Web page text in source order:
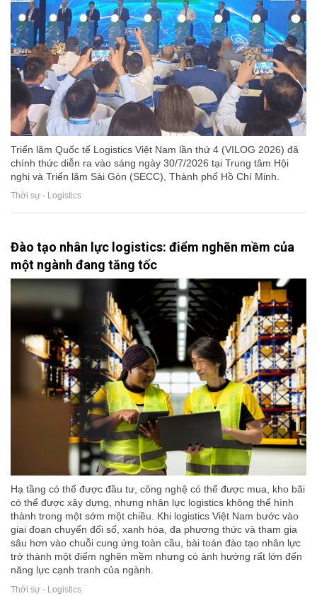
Triển lãm Quốc tế Logistics Việt Nam lần thứ 4 (VILOG 2026) đã
chính thức diễn ra vào sáng ngày 30/7/2026 tại Trung tâm Hội
nghị và Triển lãm Sài Gòn (SECC), Thành phố Hồ Chí Minh.
Thời sự - Logistics
Đào tạo nhân lực logistics: điểm nghẽn mềm của
một ngành đang tăng tốc
Hạ tầng có thể được đầu tư, công nghệ có thể được mua, kho bãi
có thể được xây dựng, nhưng nhân lực logistics không thể hình
thành trong một sớm một chiều. Khi logistics Việt Nam bước vào
giai đoạn chuyển đổi số, xanh hóa, đa phương thức và tham gia
sâu hơn vào chuỗi cung ứng toàn cầu, bài toán đào tạo nhân lực
trở thành một điểm nghẽn mềm nhưng có ảnh hưởng rất lớn đến
năng lực cạnh tranh của ngành.
Thời sự - Logistics